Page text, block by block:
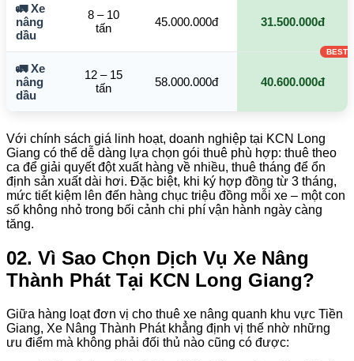
🚛 Xe
nâng
dầu
8 – 10
tấn
45.000.000đ 31.500.000đ
🚛 Xe
nâng
dầu
12 – 15
tấn
58.000.000đ 40.600.000đ
Với chính sách giá linh hoạt, doanh nghiệp tại KCN Long
Giang có thể dễ dàng lựa chọn gói thuê phù hợp: thuê theo
ca để giải quyết đột xuất hàng về nhiều, thuê tháng để ổn
định sản xuất dài hơi. Đặc biệt, khi ký hợp đồng từ 3 tháng,
mức tiết kiệm lên đến hàng chục triệu đồng mỗi xe – một con
số không nhỏ trong bối cảnh chi phí vận hành ngày càng
tăng.
02. Vì Sao Chọn Dịch Vụ Xe Nâng
Thành Phát Tại KCN Long Giang?
Giữa hàng loạt đơn vị cho thuê xe nâng quanh khu vực Tiền
Giang, Xe Nâng Thành Phát khẳng định vị thế nhờ những
ưu điểm mà không phải đối thủ nào cũng có được: